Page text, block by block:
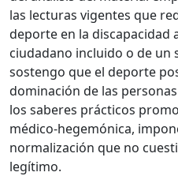
las lecturas vigentes que
deporte en la discapacidad
ciudadano incluido o de
sostengo que el deporte
dominación de las
los saberes prácticos
médico-hegemónica,
normalización que no
legítimo.